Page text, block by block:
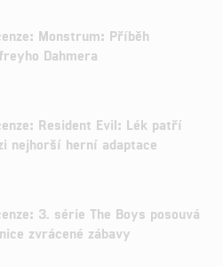
Monstrum: Příběh
Dahmera
Resident Evil: Lék patří
nejhorší herní adaptace
3. série The Boys posouvá
zvrácené zábavy